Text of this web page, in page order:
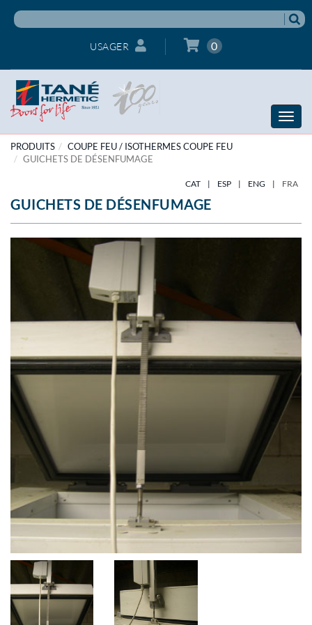
USAGER 0
Toggle
PRODUITS
COUPE FEU / ISOTHERMES COUPE FEU
GUICHETS DE DÉSENFUMAGE
CAT | ESP | ENG | FRA
GUICHETS DE DÉSENFUMAGE